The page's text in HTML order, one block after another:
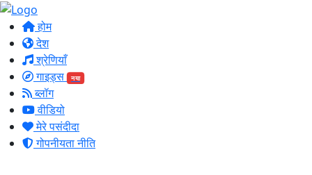
होम
देश
श्रेणियाँ
गाइड्स
नया
ब्लॉग
वीडियो
मेरे पसंदीदा
गोपनीयता नीति